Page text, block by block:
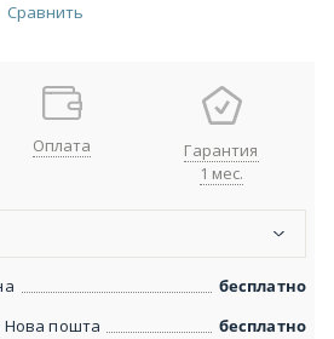
Сравнить
Оплата
Гарантия
1 мес.
бесплатно
Нова пошта
бесплатно